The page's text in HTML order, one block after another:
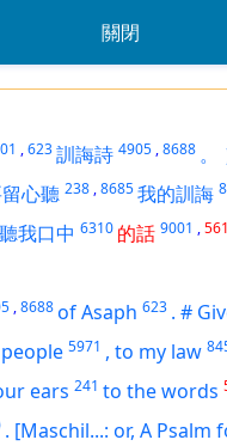
關閉
,623訓誨詩 4905 ,8688 。
心聽 238 ,8685我的訓誨
聽我口中 6310 的話 9001 ,561
,8688of Asaph 623 . #
5971 , to my law
ears 241 to the words
. [Maschil...: or, A Psalm